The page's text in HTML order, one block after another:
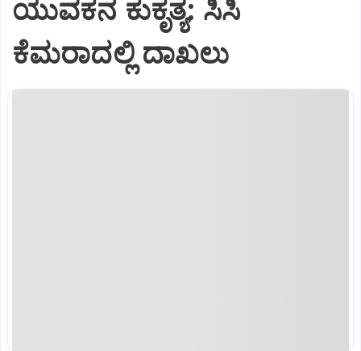
ಯುವಕನ ಕುಕೃತ್ಯ: ಸಿಸಿ
ಕೆಮರಾದಲ್ಲಿ ದಾಖಲು